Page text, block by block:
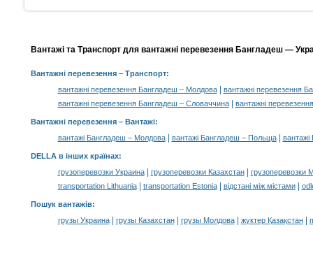
Вантажі та Транспорт для вантажні перевезення Бангладеш —
Вантажні перевезення– Транспорт:
вантажні перевезення Бангладеш – Молдова|
вантажні перевезення
вантажні перевезення Бангладеш – Словаччина| вантажні
Вантажні перевезення – Вантажі:
вантажі Бангладеш – Молдова| вантажі Бангладеш – Польща|
DELLA в інших країнах:
грузоперевозки Украина| грузоперевозки Казахстан|
грузоперевозки
transportation Lithuania| transportation Estonia| відстані між містами|
Пошук вантажів:
грузы Украина| грузы Казахстан| грузы Молдова| жүктер Қазақстан|